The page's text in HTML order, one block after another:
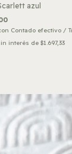
azul
Contado efectivo /
interés de $1.697,33